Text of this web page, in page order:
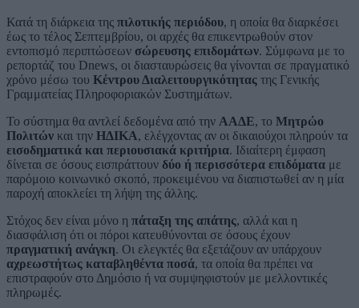
Κατά τη διάρκεια της πιλοτικής περιόδου, η οποία θα διαρκέσει
έως το τέλος Σεπτεμβρίου, οι αρχές θα επικεντρωθούν στον
εντοπισμό περιπτώσεων σώρευσης επιδομάτων. Σύμφωνα με το
ρεπορτάζ του Dnews, οι διασταυρώσεις θα γίνονται σε πραγματικό
χρόνο μέσω του Κέντρου Διαλειτουργικότητας της Γενικής
Γραμματείας Πληροφοριακών Συστημάτων.
Το σύστημα θα αντλεί δεδομένα από την ΑΑΔΕ, το Μητρώο
Πολιτών και την ΗΔΙΚΑ, ελέγχοντας αν οι δικαιούχοι πληρούν τα
εισοδηματικά και περιουσιακά κριτήρια. Ιδιαίτερη έμφαση
δίνεται σε όσους εισπράττουν δύο ή περισσότερα επιδόματα με
παρόμοιο κοινωνικό σκοπό, προκειμένου να διαπιστωθεί αν η μία
παροχή αποκλείει τη λήψη της άλλης.
Στόχος δεν είναι μόνο η πάταξη της απάτης, αλλά και η
διασφάλιση ότι οι πόροι κατευθύνονται σε όσους έχουν
πραγματική ανάγκη. Οι ελεγκτές θα εξετάζουν αν υπάρχουν
αχρεωστήτως καταβληθέντα ποσά, τα οποία θα πρέπει να
επιστραφούν στο Δημόσιο ή να συμψηφιστούν με μελλοντικές
πληρωμές.